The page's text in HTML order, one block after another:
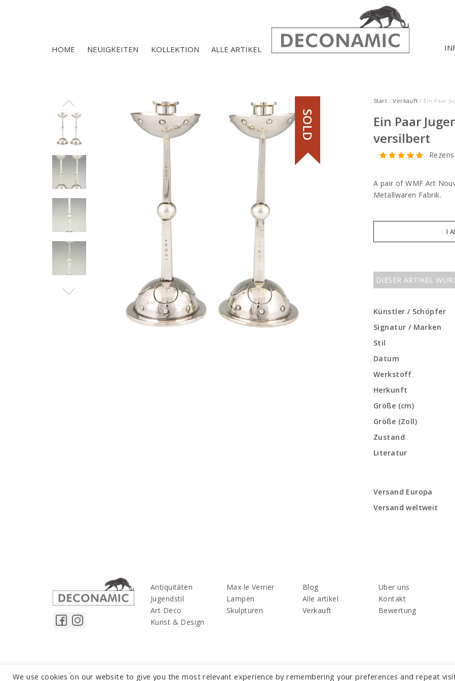
HOME NEUIGKEITEN KOLLEKTION ALLE ARTIKEL
SOLD
Start /Verkauft / Ein Paar
Ein Paar
versilbert
A pair of WMF Art
Metallwaren Fabrik.
I
DIESER ARTIKEL
Künstler / Schöpfer
Signatur / Marken
Stil
Datum
Werkstoff
Herkunft
Größe (cm)
Größe (Zoll)
Zustand
Literatur
Versand Europa
Versand weltweit
Antiquitäten
Jugendstil
Art Deco
Kunst & Design
Max le Verrier
Lampen
Skulpturen
Blog
Alle artikel
Verkauft
Uber uns
Kontakt
Bewertung
We use cookies on our website to give you the most relevant experience by remembering your preferences and repeat